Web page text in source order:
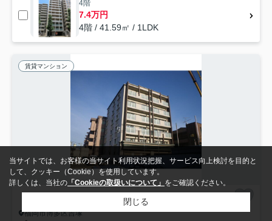
4階
7.4万円
4階 / 41.59㎡ / 1LDK
賃貸マンション
福岡市博多区吉塚
当サイトでは、お客様の当サイト利用状況把握、サービス向上検討を目的と
して、クッキー（Cookie）を使用しています。
詳しくは、当社の 「Cookieの取扱いについて」 をご確認ください。
閉じる